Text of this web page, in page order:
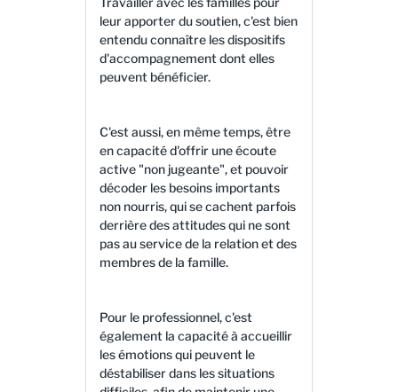
leur apporter du soutien, c'est bien
entendu connaître les dispositifs
d'accompagnement dont elles
peuvent bénéficier.
C'est aussi, en même temps, être
en capacité d'offrir une écoute
active "non jugeante", et pouvoir
décoder les besoins importants
non nourris, qui se cachent parfois
derrière des attitudes qui ne sont
pas au service de la relation et des
membres de la famille.
Pour le professionnel, c'est
également la capacité à accueillir
les émotions qui peuvent le
déstabiliser dans les situations